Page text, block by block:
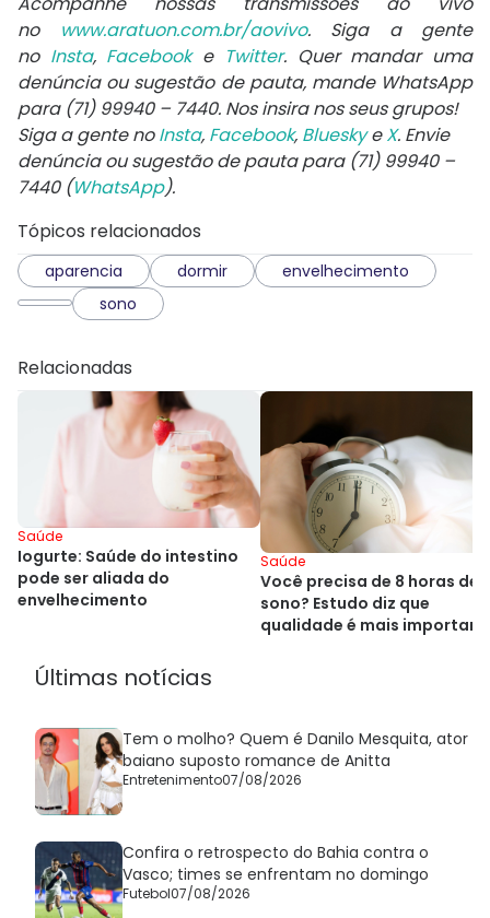
no
www.aratuon.com.br/aovivo. Siga a gente
no Insta, Facebooke Twitter. Quer mandar uma
denúncia ou sugestão de pauta, mande WhatsApp
para (71) 99940 – 7440. Nos insira nos seus grupos!
Siga a gente noInsta, Facebook, BlueskyeX. Envie
denúncia ou sugestão de pauta para (71) 99940 –
7440 (WhatsApp).
Tópicos relacionados
aparencia dormir
envelhecimento
sono
Relacionadas
Saúde
Iogurte: Saúde do intestino
pode ser aliada do
envelhecimento
Saúde
Você precisa de 8 horas de
sono? Estudo diz que
qualidade é mais
Últimas notícias
Tem o molho? Quem é Danilo Mesquita, ator
baiano suposto romance de Anitta
Entretenimento07/08/2026
Confira o retrospecto do Bahia contra o
Vasco; times se enfrentam no domingo
Futebol07/08/2026